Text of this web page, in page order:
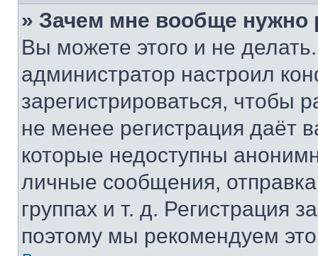
» Зачем мне вообще нужно
Вы можете этого и не
администратор настроил
зарегистрироваться, чтобы
не менее регистрация даёт
которые недоступны
личные сообщения,
группах и т. д. Регистрация
поэтому мы рекомендуем